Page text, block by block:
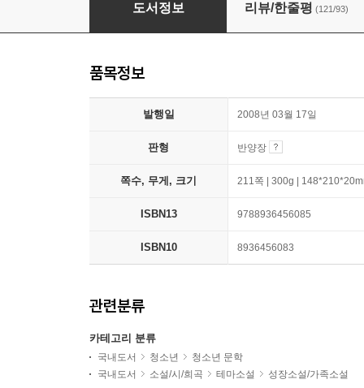
도서정보 리뷰/한줄평 (121/93)
품목정보
발행일 2008년 03월 17일
판형 반양장
쪽수, 무게, 크기 211쪽 | 300g |
ISBN13 9788936456085
ISBN10 8936456083
관련분류
카테고리 분류
국내도서 청소년
청소년 문학
국내도서
소설/시/희곡 테마소설 성장소설/가족소설